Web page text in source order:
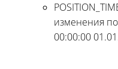
изменения
00:00:00